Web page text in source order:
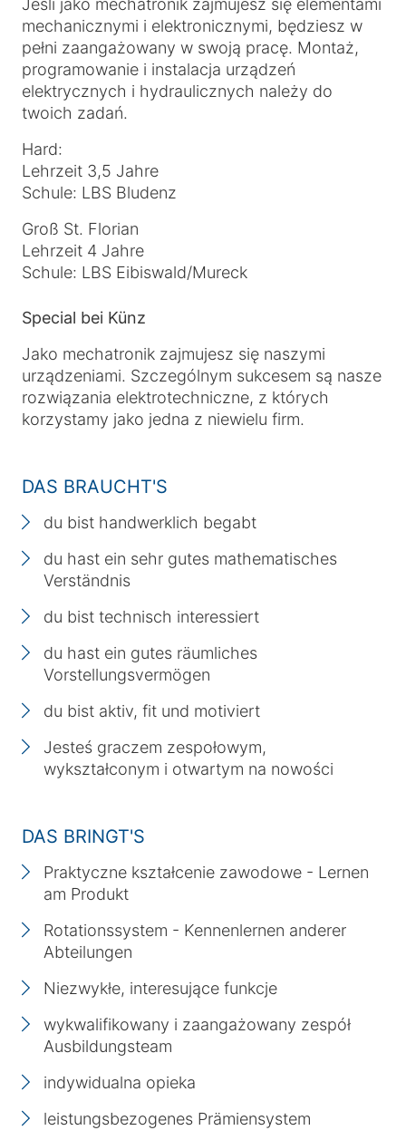
Jeśli jako mechatronik zajmujesz się elementami
mechanicznymi i elektronicznymi, będziesz w
pełni zaangażowany w swoją pracę. Montaż,
programowanie i instalacja urządzeń
elektrycznych i hydraulicznych należy do
twoich zadań.
Hard:
Lehrzeit 3,5 Jahre
Schule: LBS Bludenz
Groß St. Florian
Lehrzeit 4 Jahre
Schule: LBS Eibiswald/Mureck
Special bei Künz
Jako mechatronik zajmujesz się naszymi
urządzeniami. Szczególnym sukcesem są nasze
rozwiązania elektrotechniczne, z których
korzystamy jako jedna z niewielu firm.
DAS BRAUCHT'S
du bist handwerklich begabt
du hast ein sehr gutes mathematisches
Verständnis
du bist technisch interessiert
du hast ein gutes räumliches
Vorstellungsvermögen
du bist aktiv, fit und motiviert
Jesteś graczem zespołowym,
wykształconym i otwartym na nowości
DAS BRINGT'S
Praktyczne kształcenie zawodowe - Lernen
am Produkt
Rotationssystem - Kennenlernen anderer
Abteilungen
Niezwykłe, interesujące funkcje
wykwalifikowany i zaangażowany zespół
Ausbildungsteam
indywidualna opieka
leistungsbezogenes Prämiensystem